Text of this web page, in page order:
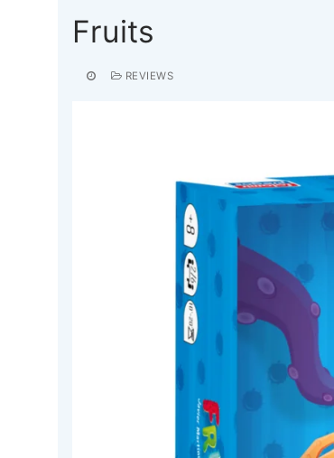
Fruits
REVIEWS